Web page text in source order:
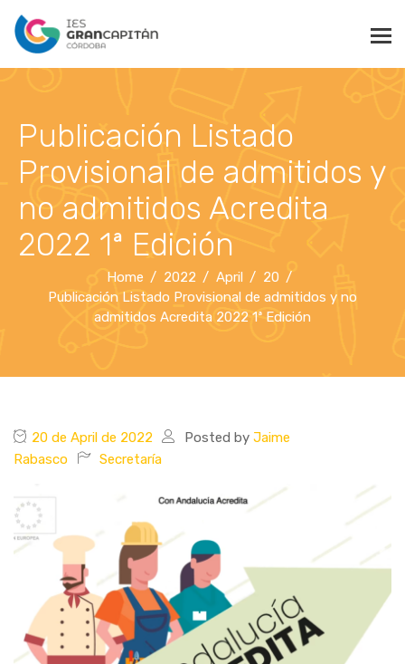
Publicación Listado
Provisional de admitidos y
no admitidos Acredita
2022 1ª Edición
Home 2022 April
20
Publicación Listado Provisional de admitidos y no
admitidos Acredita 2022 1ª Edición
20 de April de 2022 Posted by Jaime
Rabasco
Secretaría